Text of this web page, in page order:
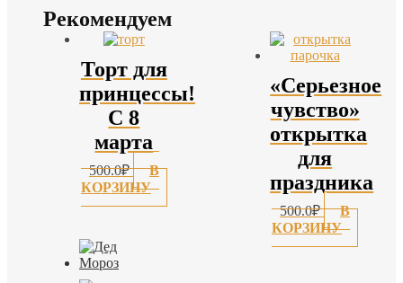
Торт для
принцессы!
С 8
марта
500.0₽
В
КОРЗИНУ
«Серьезное
чувство»
открытка
для
праздника
500.0₽
В
КОРЗИНУ
Рекомендуем